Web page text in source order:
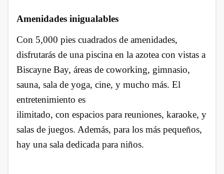
Amenidades inigualables
Con 5,000 pies cuadrados de amenidades,
disfrutarás de una piscina en la azotea con vistas a
Biscayne Bay, áreas de coworking, gimnasio,
sauna, sala de yoga, cine, y mucho más. El
entretenimiento es
ilimitado, con espacios para reuniones, karaoke, y
salas de juegos. Además, para los más pequeños,
hay una sala dedicada para niños.